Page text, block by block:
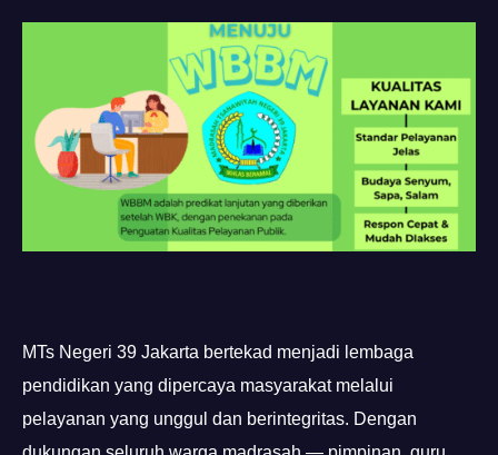
MTs Negeri 39 Jakarta bertekad menjadi lembaga
pendidikan yang dipercaya masyarakat melalui
pelayanan yang unggul dan berintegritas. Dengan